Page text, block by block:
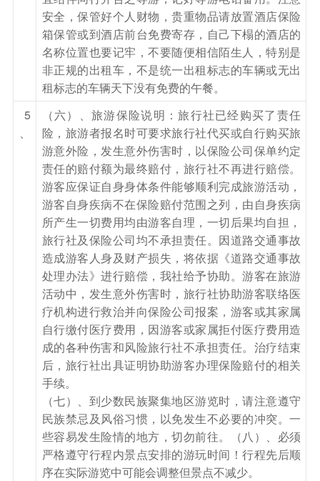
烧起来，大家手拉手五湖四海的朋友一起跳起来蹦
起来，亚布力的夜晚不寂寞！
参考酒店：亚布力温泉国际度假中心、亚布力宾
馆、亚布力滑雪者之家、亚布力温泉养生度假中心
或入住不低于以上档次的酒店
餐饮
早餐：有
中餐：有
晚餐：有
住宿
亚布力
第3天 亚布力—雪乡
酒店用早餐，后赠送体验【初级滑雪2小时】在初
级滑雪道感受一下“白色鸦片”的魅力，体会滑雪运
动的无限乐趣（包括雪鞋、雪板、雪杖，不含雪
服、雪镜及教练）。亲自体验惊险而刺激的滑雪运
动。后乘车前往双峰林场，沿途赠送游览【冰雪十
里画廊】赏千里冰封、万里雪飘的北国风光，独特
的地理位置造就了自然天成的绝佳美景，游人脚踏
着纯洁的白雪穿越于雾凇、树挂之中，领略大自然
的魅力。这里有北国最高的山峰，最密的林海，最
厚的积雪，最洁净透明的阳光，最淳朴的伐木工人
生活。沿途可观赏森林雪挂、雾凇、雪蘑菇等自然
天成的高山森林美景。抵达【雪乡】，后赠送游览
安全，保管好个人财物，贵重物品请放置酒店保险
箱保管或到酒店前台免费寄存，自己下榻的酒店的
名称位置也要记牢，不要随便相信陌生人，特别是
非正规的出租车，不是统一出租标志的车辆或无出
租标志的车辆天下没有免费的午餐。
5
（六）、旅游保险说明：旅行社已经购买了责任
险，旅游者报名时可要求旅行社代买或自行购买旅
游意外险，发生意外伤害时，以保险公司保单约定
责任的赔付额为最终赔付，旅行社不再进行赔偿。
游客应保证自身身体条件能够顺利完成旅游活动，
游客自身疾病不在保险赔付范围之列，由自身疾病
所产生一切费用均由游客自理，一切后果均自担，
旅行社及保险公司均不承担责任。因道路交通事故
造成游客人身及财产损失，将依据《道路交通事故
处理办法》进行赔偿，我社给予协助。游客在旅游
活动中，发生意外伤害时，旅行社协助游客联络医
疗机构进行救治并向保险公司报案，游客或其家属
自行缴付医疗费用，因游客或家属拒付医疗费用造
成的各种伤害和风险旅行社不承担责任。治疗结束
后，旅行社出具证明协助游客办理保险赔付的相关
手续。
（七）、到少数民族聚集地区游览时，请注意遵守
民族禁忌及风俗习惯，以免发生不必要的冲突。一
些容易发生险情的地方，切勿前往。（八）、必须
严格遵守行程内景点安排的游玩时间！行程先后顺
序在实际游览中可能会调整但景点不减少。